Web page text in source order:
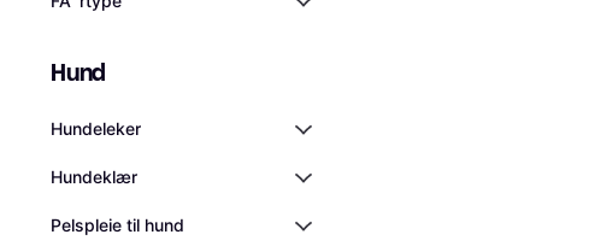
Hund
Hundeleker
Hundeklær
Pelspleie til hund